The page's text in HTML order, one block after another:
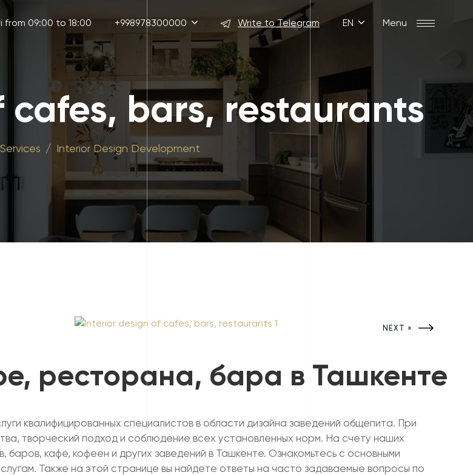
from 09:00 to 18:00 +998978300000 Write to Telegram EN Menu
bars, restaurants
Services Interior Design Development
NEXT »
ресторана, бара в Ташкенте
квалифицированных специалистов в области дизайна заведений общепита. При
творческий подход и соблюдение всех установленных норм. На счету наших
кафе, кофеен и других заведений в Ташкенте. Ознакомьтесь с основными
Также на этой странице вы найдете ответы на часто задаваемые вопросы по